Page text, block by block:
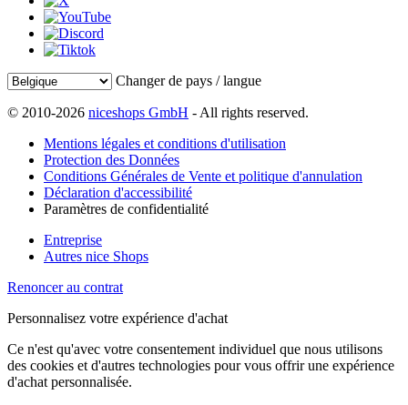
Changer de pays / langue
© 2010-2026 niceshops GmbH - All rights reserved.
Mentions légales et conditions d'utilisation
Protection des Données
Conditions Générales de Vente et politique d'annulation
Déclaration d'accessibilité
Paramètres de confidentialité
Entreprise
Autres nice Shops
Renoncer au contrat
Personnalisez votre expérience d'achat
Ce n'est qu'avec votre consentement individuel que nous utilisons
des cookies et d'autres technologies pour vous offrir une expérience
d'achat personnalisée.